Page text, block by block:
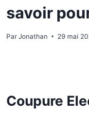
savoir
ParJonathan 29 mai
Coupure